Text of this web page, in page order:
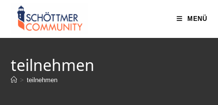
MENÜ
teilnehmen
> teilnehmen